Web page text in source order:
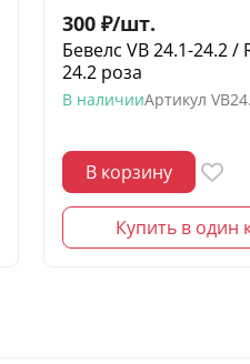
300 ₽/шт.
Бевелс VB 24.1-24.2 /
24.2 роза
В наличииАртикул
В корзину
Купить в один